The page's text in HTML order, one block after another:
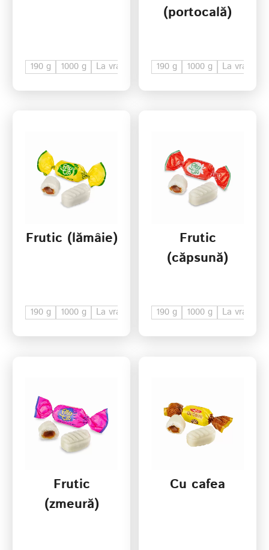
190 g 1000 g La vrac
(portocală)
190 g 1000 g La vrac
Frutic (lămâie)
190 g 1000 g La vrac
Frutic
(căpsună)
190 g 1000 g La vrac
Frutic
(zmeură)
Cu cafea